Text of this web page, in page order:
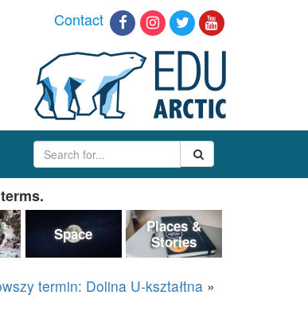
Contact
Space
Places &
Stories
termin: Dolina U-kształtna »